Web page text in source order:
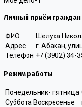
Личный приём граждан
ФИО
Шелуха
Адрес
г. Абакан,
Телефон +7 (3902) 34-
Режим работы
Понедельник- пятница
Суббота Воскресенье